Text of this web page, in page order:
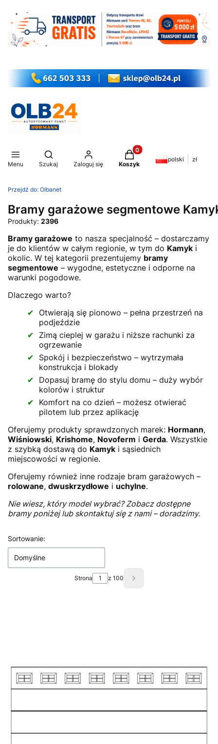
Menu
Otwórz wyszukiwarkę
Szukaj Zaloguj się
Produkty w koszyku: 0.
Koszyk
polski zł
Przejdź do: Olbanet
Bramy garażowe segmentowe
Produkty: 2396
Bramy garażowe to nasza specjalność – dostarczamy
je do klientów w całym regionie, w tym do Kamyk i
okolic. W tej kategorii prezentujemy bramy
segmentowe – wygodne, estetyczne i odporne na
warunki pogodowe.
Dlaczego warto?
Otwierają się pionowo – pełna przestrzeń na
podjeździe
Zimą cieplej w garażu i niższe rachunki za
ogrzewanie
Spokój i bezpieczeństwo – wytrzymała
konstrukcja i blokady
Dopasuj bramę do stylu domu – duży wybór
kolorów i struktur
Komfort na co dzień – możesz otwierać
pilotem lub przez aplikację
Oferujemy produkty sprawdzonych marek: Hormann,
Wiśniowski, Krishome, Novoferm i Gerda. Wszystkie
z szybką dostawą do Kamyk i sąsiednich
miejscowości w regionie.
Oferujemy również inne rodzaje bram garażowych –
rolowane, dwuskrzydłowe i uchylne.
Nie wiesz, który model wybrać? Zobacz dostępne
bramy poniżej lub skontaktuj się z nami – doradzimy.
Lista produktów
Sortowanie:
Domyślne
Strona z 100 Następne produkty